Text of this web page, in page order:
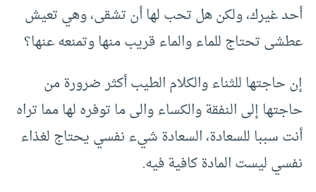
أحد غيرك، ولكن هل تحب لها أن تشقى، وهي تعيش
عطشى تحتاج للماء والماء قريب منها وتمنعه عنها؟
إن حاجتها للثناء والكلام الطيب أكثر ضرورة من
حاجتها إلى النفقة والكساء والى ما توفره لها مما تراه
أنت سببا للسعادة، السعادة شيء نفسي يحتاج لغذاء
نفسي ليست المادة كافية فيه.